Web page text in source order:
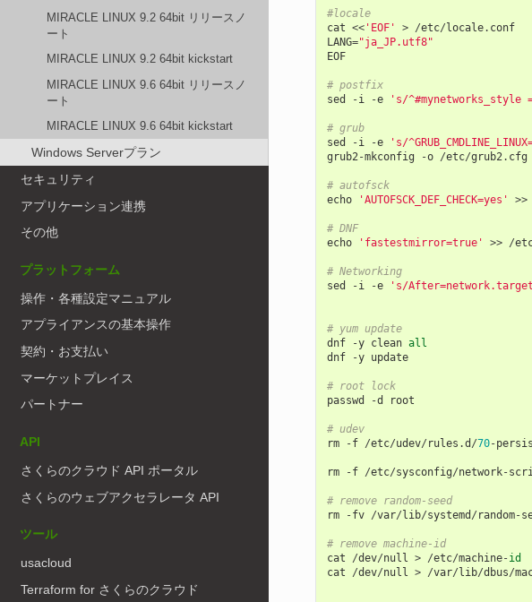
MIRACLE LINUX 9.2 64bit リリースノ
ート
MIRACLE LINUX 9.2 64bit kickstart
MIRACLE LINUX 9.6 64bit リリースノ
ート
MIRACLE LINUX 9.6 64bit kickstart
Windows Serverプラン
セキュリティ
アプリケーション連携
その他
プラットフォーム
操作・各種設定マニュアル
アプライアンスの基本操作
契約・お支払い
マーケットプレイス
パートナー
API
さくらのクラウド API ポータル
さくらのウェブアクセラレータ API
ツール
usacloud
Terraform for さくらのクラウド
#locale
cat <<'EOF' > /etc/locale. conf
LANG="ja_JP.utf8"
EOF
# postfix
sed
-i -e 's/^#mynetworks_style
# grub
sed
-i -e 's/
grub2-mkconfig -o /etc/grub2. cfg
# autofsck
echo
'AUTOFSCK_DEF_CHECK=yes' >>
# DNF
echo
'fastestmirror=true' >> /
# Networking
sed
-i -e 's/
# yum update
dnf
-y clean all
dnf
-y update
# root lock
passwd
-d root
# udev
rm
-f /etc/udev/ rules .d /70-
rm -f /etc/sysconfig/network-
# remove random-seed
rm
-fv /var/lib/systemd / random-
# remove machine-id
cat
/dev/null > /etc/machine-id
cat
/dev/null > /var/lib/dbus/